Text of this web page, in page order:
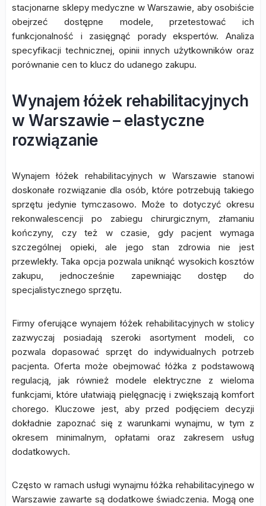
stacjonarne sklepy medyczne w Warszawie, aby osobiście
obejrzeć dostępne modele, przetestować ich
funkcjonalność i zasięgnąć porady ekspertów. Analiza
specyfikacji technicznej, opinii innych użytkowników oraz
porównanie cen to klucz do udanego zakupu.
Wynajem łóżek rehabilitacyjnych
w Warszawie – elastyczne
rozwiązanie
Wynajem łóżek rehabilitacyjnych w Warszawie stanowi
doskonałe rozwiązanie dla osób, które potrzebują takiego
sprzętu jedynie tymczasowo. Może to dotyczyć okresu
rekonwalescencji po zabiegu chirurgicznym, złamaniu
kończyny, czy też w czasie, gdy pacjent wymaga
szczególnej opieki, ale jego stan zdrowia nie jest
przewlekły. Taka opcja pozwala uniknąć wysokich kosztów
zakupu, jednocześnie zapewniając dostęp do
specjalistycznego sprzętu.
Firmy oferujące wynajem łóżek rehabilitacyjnych w stolicy
zazwyczaj posiadają szeroki asortyment modeli, co
pozwala dopasować sprzęt do indywidualnych potrzeb
pacjenta. Oferta może obejmować łóżka z podstawową
regulacją, jak również modele elektryczne z wieloma
funkcjami, które ułatwiają pielęgnację i zwiększają komfort
chorego. Kluczowe jest, aby przed podjęciem decyzji
dokładnie zapoznać się z warunkami wynajmu, w tym z
okresem minimalnym, opłatami oraz zakresem usług
dodatkowych.
Często w ramach usługi wynajmu łóżka rehabilitacyjnego w
Warszawie zawarte są dodatkowe świadczenia. Mogą one